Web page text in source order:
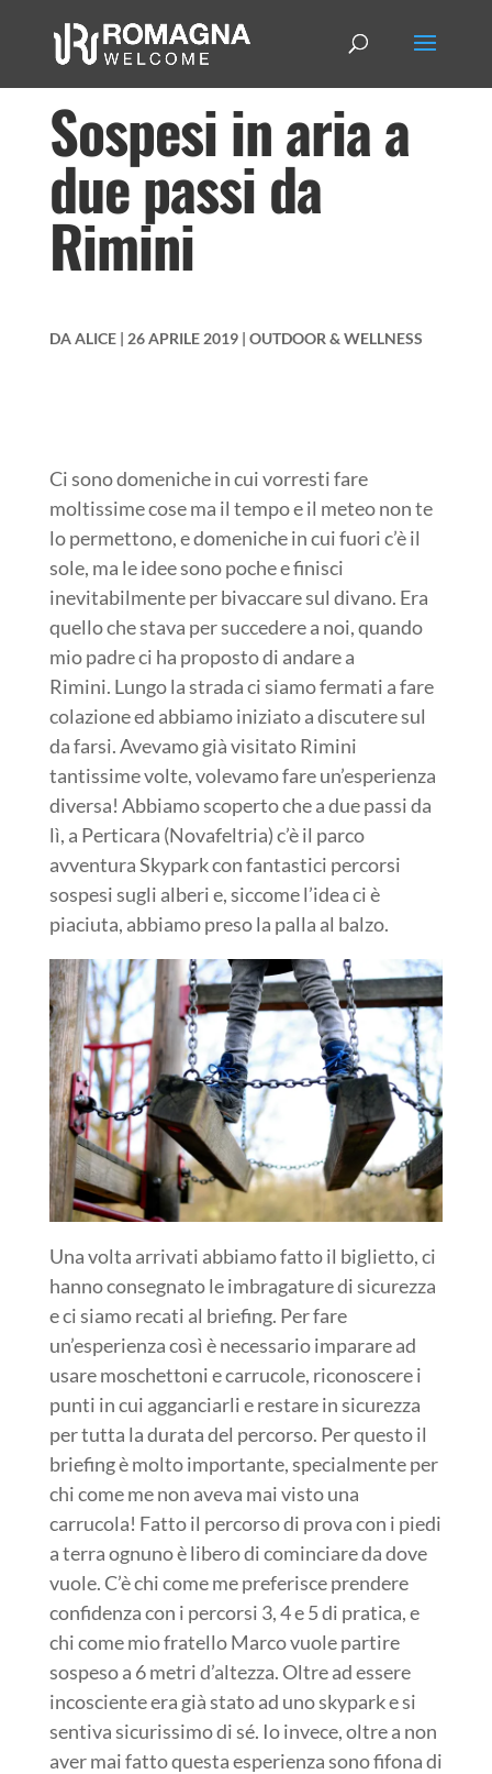
Sospesi in aria a
due passi da
Rimini
DAALICE| 26 APRILE 2019| OUTDOOR & WELLNESS
Ci sono domeniche in cui vorresti fare
moltissime cose ma il tempo e il meteo non te
lo permettono, e domeniche in cui fuori c’è il
sole, ma le idee sono poche e finisci
inevitabilmente per bivaccare sul divano. Era
quello che stava per succedere a noi, quando
mio padre ci ha proposto di andare a
Rimini. Lungo la strada ci siamo fermati a fare
colazione ed abbiamo iniziato a discutere sul
da farsi. Avevamo già visitato Rimini
tantissime volte, volevamo fare un’esperienza
diversa! Abbiamo scoperto che a due passi da
lì, a Perticara (Novafeltria) c’è il parco
avventura Skypark con fantastici percorsi
sospesi sugli alberi e, siccome l’idea ci è
piaciuta, abbiamo preso la palla al balzo.
Una volta arrivati abbiamo fatto il biglietto, ci
hanno consegnato le imbragature di sicurezza
e ci siamo recati al briefing. Per fare
un’esperienza così è necessario imparare ad
usare moschettoni e carrucole, riconoscere i
punti in cui agganciarli e restare in sicurezza
per tutta la durata del percorso. Per questo il
briefing è molto importante, specialmente per
chi come me non aveva mai visto una
carrucola! Fatto il percorso di prova con i piedi
a terra ognuno è libero di cominciare da dove
vuole. C’è chi come me preferisce prendere
confidenza con i percorsi 3, 4 e 5 di pratica, e
chi come mio fratello Marco vuole partire
sospeso a 6 metri d’altezza. Oltre ad essere
incosciente era già stato ad uno skypark e si
sentiva sicurissimo di sé. Io invece, oltre a non
aver mai fatto questa esperienza sono fifona di